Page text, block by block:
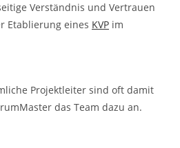
Verständnis und Vertrauen
Etablierung eines KVP im
Projektleiter sind oft damit
das Team dazu an.